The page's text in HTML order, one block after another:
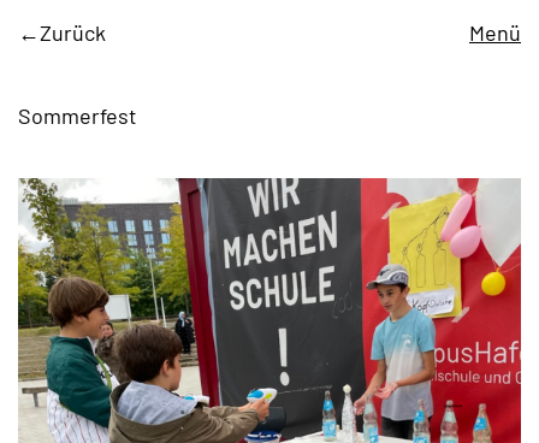
Zurück Menü